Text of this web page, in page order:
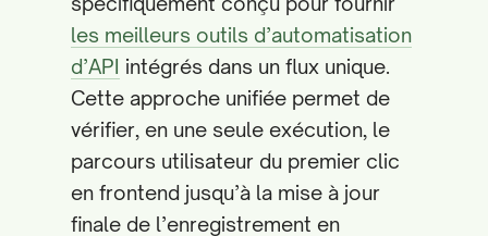
les meilleurs outils d’automatisation
d’API intégrés dans un flux unique.
Cette approche unifiée permet de
vérifier, en une seule exécution, le
parcours utilisateur du premier clic
en frontend jusqu’à la mise à jour
finale de l’enregistrement en